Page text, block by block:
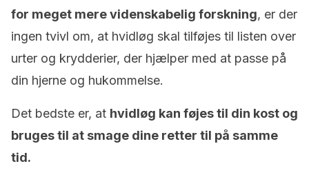
for meget mere videnskabelig forskning, er der
ingen tvivl om, at hvidløg skal tilføjes til listen over
urter og krydderier, der hjælper med at passe på
din hjerne og hukommelse.
Det bedste er, at hvidløg kan føjes til din kost og
bruges til at smage dine retter til på samme
tid.